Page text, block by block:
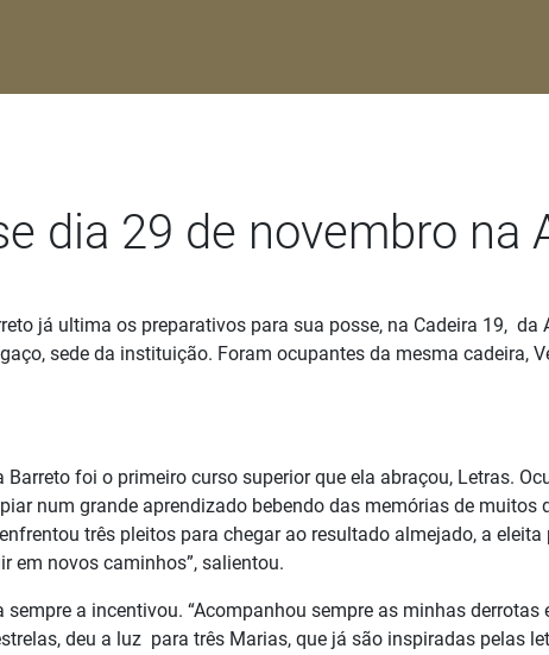
dia 29 de novembro na
já ultima os preparativos para sua posse, na Cadeira 19, da
sede da instituição. Foram ocupantes da mesma cadeira,
foi o primeiro curso superior que ela abraçou, Letras.
num grande aprendizado bebendo das memórias de muitos
três pleitos para chegar ao resultado almejado, a
em novos caminhos”, salientou.
a incentivou. “Acompanhou sempre as minhas
deu a luz para três Marias, que já são inspiradas pelas